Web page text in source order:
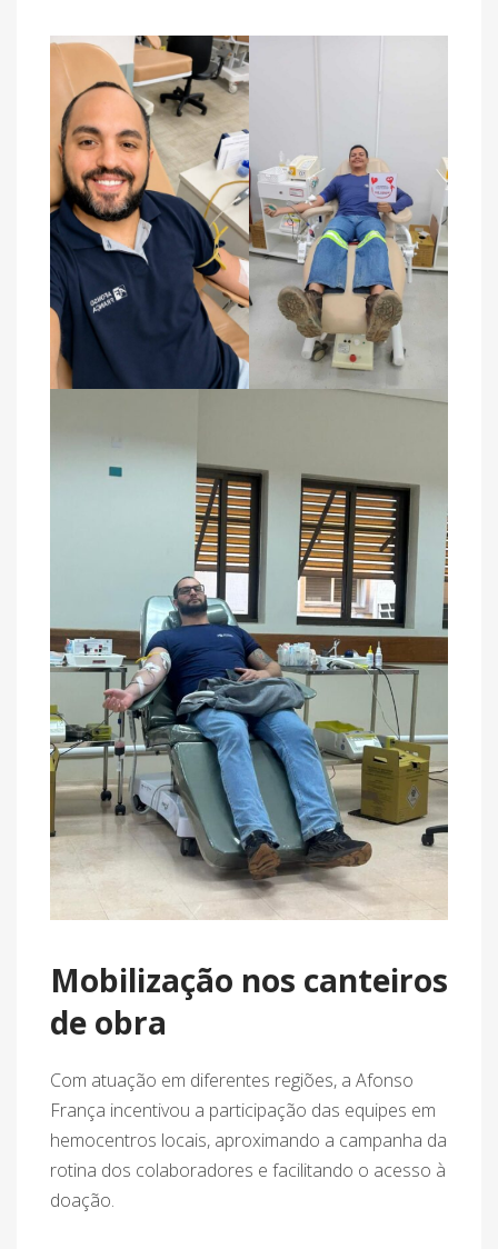
Mobilização nos canteiros
de obra
Com atuação em diferentes regiões, a Afonso
França incentivou a participação das equipes em
hemocentros locais, aproximando a campanha da
rotina dos colaboradores e facilitando o acesso à
doação.